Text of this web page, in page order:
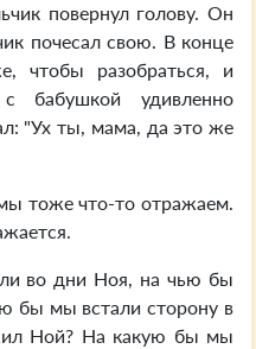
повернул голову. Он
почесал свою. В конце
чтобы разобраться, и
бабушкой удивленно
"Ух ты, мама, да это же
тоже что-то отражаем.
во дни Ноя, на чью бы
бы мы встали сторону в
Ной? На какую бы мы